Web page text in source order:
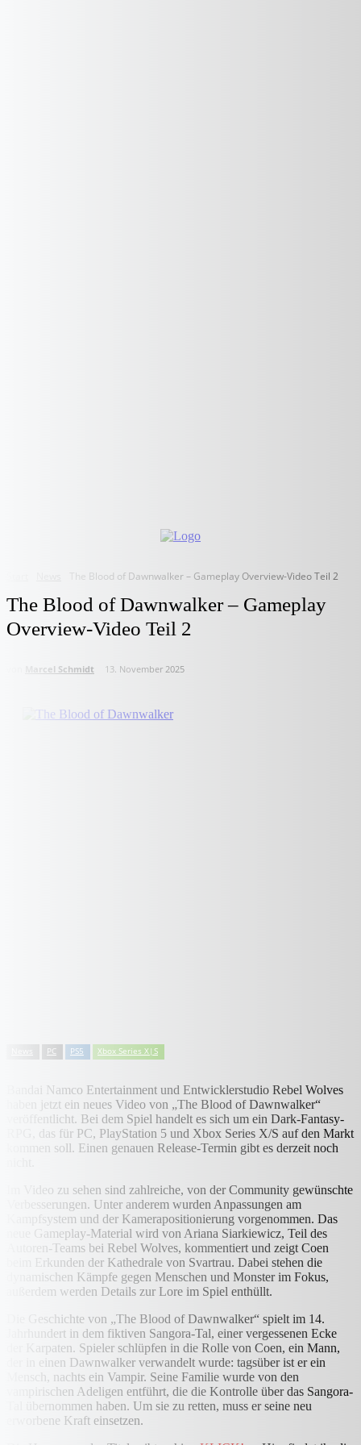
The Blood of Dawnwalker – Gameplay Overview-Video Teil 2
The Blood of Dawnwalker – Gameplay
Overview-Video Teil 2
Marcel Schmidt 13. November 2025
PC PS5 Xbox Series X|S
Bandai Namco Entertainment und Entwicklerstudio Rebel Wolves
haben jetzt ein neues Video von „The Blood of Dawnwalker“
veröffentlicht. Bei dem Spiel handelt es sich um ein Dark-Fantasy-
RPG, das für PC, PlayStation 5 und Xbox Series X/S auf den Markt
kommen soll. Einen genauen Release-Termin gibt es derzeit noch
Im Video zu sehen sind zahlreiche, von der Community gewünschte
Verbesserungen. Unter anderem wurden Anpassungen am
Kampfsystem und der Kamerapositionierung vorgenommen. Das
neue Gameplay-Material wird von Ariana Siarkiewicz, Teil des
Autoren-Teams bei Rebel Wolves, kommentiert und zeigt Coen
beim Erkunden der Kathedrale von Svartrau. Dabei stehen die
dynamischen Kämpfe gegen Menschen und Monster im Fokus,
außerdem werden Details zur Lore im Spiel enthüllt.
Die Geschichte von „The Blood of Dawnwalker“ spielt im 14.
Jahrhundert in dem fiktiven Sangora-Tal, einer vergessenen Ecke
der Karpaten. Spieler schlüpfen in die Rolle von Coen, ein Mann,
der in einen Dawnwalker verwandelt wurde: tagsüber ist er ein
Mensch, nachts ein Vampir. Seine Familie wurde von den
vampirischen Adeligen entführt, die die Kontrolle über das Sangora-
Tal übernommen haben. Um sie zu retten, muss er seine neu
erworbene Kraft einsetzen.